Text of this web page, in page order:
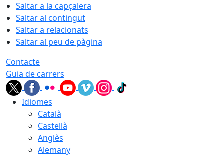
Saltar a la capçalera
Saltar al contingut
Saltar a relacionats
Saltar al peu de pàgina
Contacte
Guia de carrers
Idiomes
Català
Castellà
Anglès
Alemany